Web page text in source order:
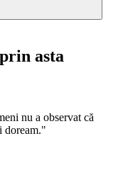
asta
nu a observat că
doream."